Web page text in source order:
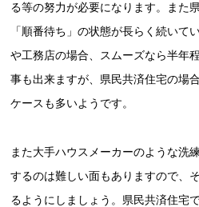
る等の努力が必要になります。また
「順番待ち」の状態が長らく続いて
や工務店の場合、スムーズなら半年
事も出来ますが、県民共済住宅の場
ケースも多いようです。
また大手ハウスメーカーのような洗
するのは難しい面もありますので、
るようにしましょう。県民共済住宅